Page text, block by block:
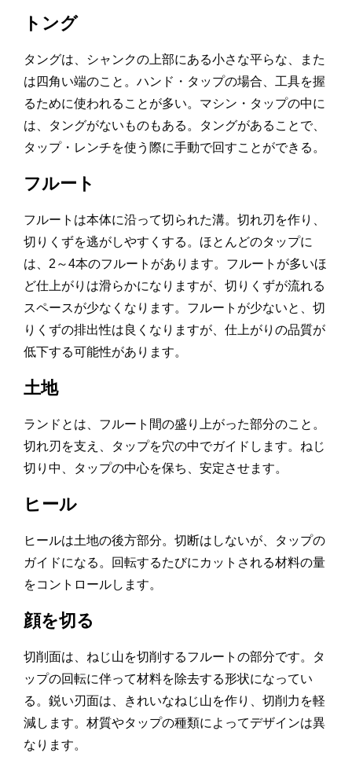
トング
タングは、シャンクの上部にある小さな平らな、また
は四角い端のこと。ハンド・タップの場合、工具を握
るために使われることが多い。マシン・タップの中に
は、タングがないものもある。タングがあることで、
タップ・レンチを使う際に手動で回すことができる。
フルート
フルートは本体に沿って切られた溝。切れ刃を作り、
切りくずを逃がしやすくする。ほとんどのタップに
は、2～4本のフルートがあります。フルートが多いほ
ど仕上がりは滑らかになりますが、切りくずが流れる
スペースが少なくなります。フルートが少ないと、切
りくずの排出性は良くなりますが、仕上がりの品質が
低下する可能性があります。
土地
ランドとは、フルート間の盛り上がった部分のこと。
切れ刃を支え、タップを穴の中でガイドします。ねじ
切り中、タップの中心を保ち、安定させます。
ヒール
ヒールは土地の後方部分。切断はしないが、タップの
ガイドになる。回転するたびにカットされる材料の量
をコントロールします。
顔を切る
切削面は、ねじ山を切削するフルートの部分です。タ
ップの回転に伴って材料を除去する形状になってい
る。鋭い刃面は、きれいなねじ山を作り、切削力を軽
減します。材質やタップの種類によってデザインは異
なります。